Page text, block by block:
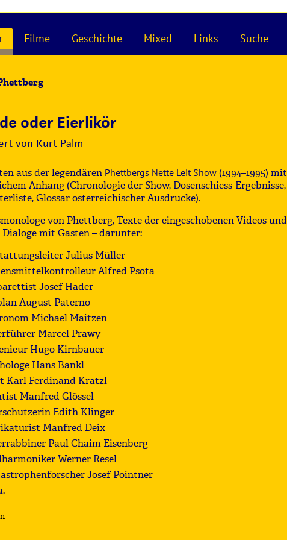
Filme Geschichte Mixed Links Suche
oder Eierlikör
von Kurt Palm
aus der legendären Phettbergs Nette Leit Show (1994–1995) mit
Anhang (Chronologie der Show, Dosenschiess-Ergebnisse,
Glossar österreichischer Ausdrücke).
von Phettberg, Texte der eingeschobenen Videos und
mit Gästen – darunter:
Julius Müller
Alfred Psota
Josef Hader
August Paterno
Michael Maitzen
Marcel Prawy
Hugo Kirnbauer
Hans Bankl
Karl Ferdinand Kratzl
Manfred Glössel
Edith Klinger
Manfred Deix
Paul Chaim Eisenberg
Werner Resel
Josef Pointner